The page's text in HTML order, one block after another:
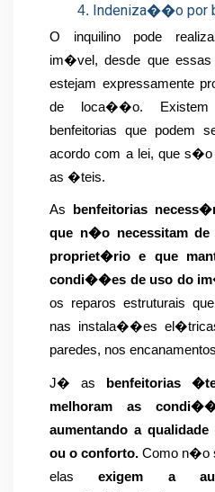
Indeniza��o por
O inquilino pode
im�vel, desde que
estejam expressamente
de loca��o.
benfeitorias que podem
acordo com a lei, que
as �teis.
As
benfeitorias
que n�o necessitam
propriet�rio e que
condi��es de uso do
os reparos estruturais
nas instala��es
paredes, nos
J� as
benfeitorias
melhoram as
aumentando a
ou o conforto. Como n�o
elas exigem a